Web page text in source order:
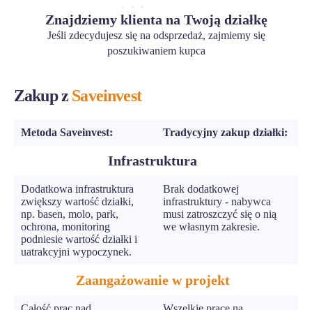
Znajdziemy klienta na Twoją działkę
Jeśli zdecydujesz się na odsprzedaż, zajmiemy się
poszukiwaniem kupca
Zakup z Saveinvest
Metoda Saveinvest: Tradycyjny zakup działki:
Infrastruktura
Dodatkowa infrastruktura
zwiększy wartość działki,
np. basen, molo, park,
ochrona, monitoring
podniesie wartość działki i
uatrakcyjni wypoczynek.
Brak dodatkowej
infrastruktury - nabywca
musi zatroszczyć się o nią
we własnym zakresie.
Zaangażowanie w projekt